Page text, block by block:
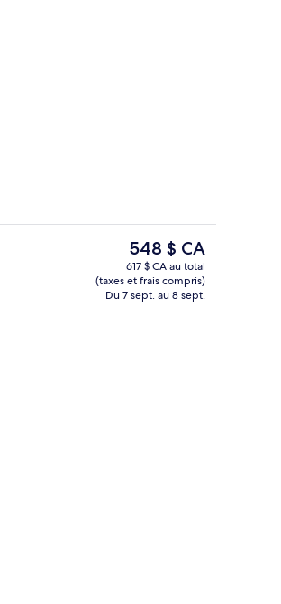
Piscine intérieure, piscine extérieure
Le
prix
actuel
est
548 $ CA
617 $ CA au total
(taxes et frais compris)
Du 7 sept. au 8 sept.